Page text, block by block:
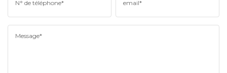
N° de téléphone* email*
Message*